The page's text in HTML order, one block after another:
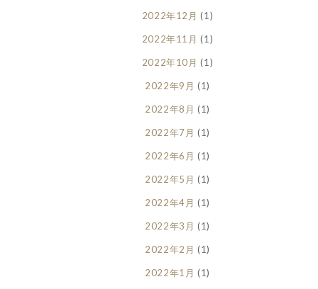
2022年12月 (1)
2022年11月 (1)
2022年10月 (1)
2022年9月 (1)
2022年8月 (1)
2022年7月 (1)
2022年6月 (1)
2022年5月 (1)
2022年4月 (1)
2022年3月 (1)
2022年2月 (1)
2022年1月 (1)